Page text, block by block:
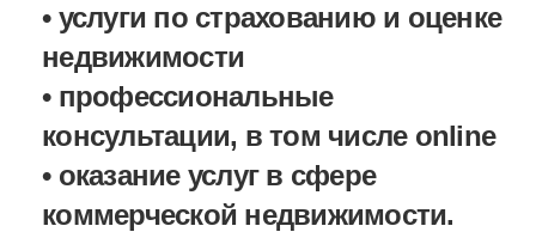
• услуги по страхованию и оценке
недвижимости
• профессиональные
консультации, в том числе online
• оказание услуг в сфере
коммерческой недвижимости.